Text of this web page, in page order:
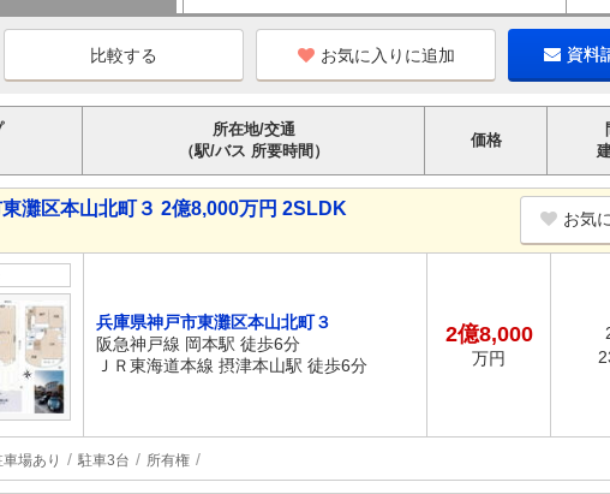
お気に入りに追加 資料
所在地/交通
（駅/バス 所要時間）
価格
灘区本山北町３ 2億8,000万円 2SLDK お気
兵庫県神戸市東灘区本山北町３
阪急神戸線 岡本駅 徒歩6分
ＪＲ東海道本線 摂津本山駅 徒歩6分
2億8,000
万円
車場あり 駐車3台 所有権